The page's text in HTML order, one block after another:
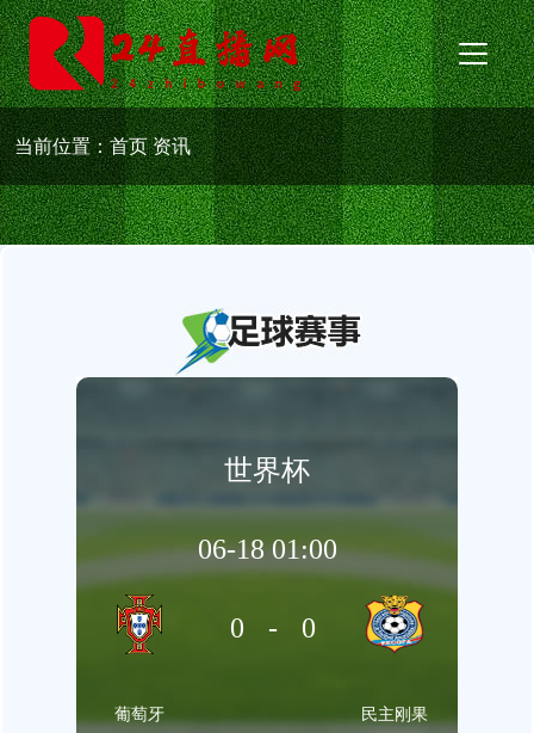
当前位置：首页资讯
世界杯
06-18 01:00
葡萄牙
0-0
民主刚果